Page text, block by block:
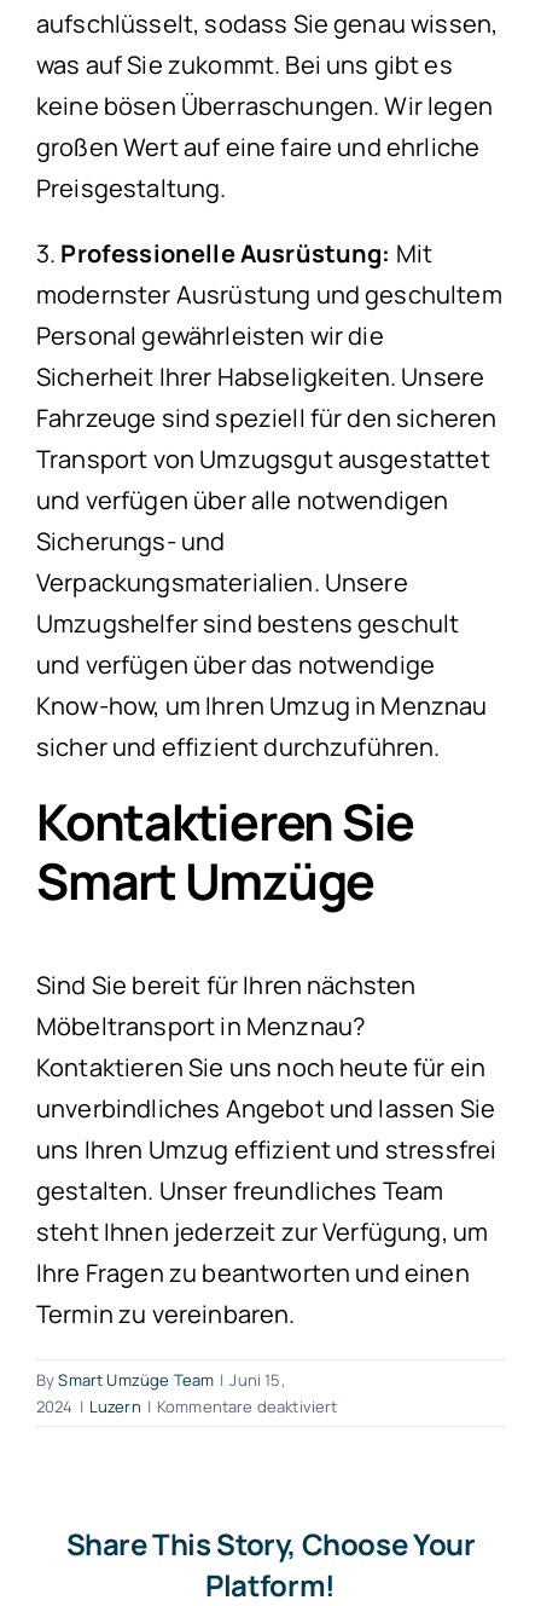
aufschlüsselt, sodass Sie genau wissen,
was auf Sie zukommt. Bei uns gibt es
keine bösen Überraschungen. Wir legen
großen Wert auf eine faire und ehrliche
Preisgestaltung.
3. Professionelle Ausrüstung: Mit
modernster Ausrüstung und geschultem
Personal gewährleisten wir die
Sicherheit Ihrer Habseligkeiten. Unsere
Fahrzeuge sind speziell für den sicheren
Transport von Umzugsgut ausgestattet
und verfügen über alle notwendigen
Sicherungs- und
Verpackungsmaterialien. Unsere
Umzugshelfer sind bestens geschult
und verfügen über das notwendige
Know-how, um Ihren Umzug in Menznau
sicher und effizient durchzuführen.
Kontaktieren Sie
Smart Umzüge
Sind Sie bereit für Ihren nächsten
Möbeltransport in Menznau?
Kontaktieren Sie uns noch heute für ein
unverbindliches Angebot und lassen Sie
uns Ihren Umzug effizient und stressfrei
gestalten. Unser freundliches Team
steht Ihnen jederzeit zur Verfügung, um
Ihre Fragen zu beantworten und einen
Termin zu vereinbaren.
BySmart Umzüge Team | Juni 15,
2024 | Luzern | Kommentare deaktiviertfür
Möbeltransport
Share This Story, Choose Your
Platform!